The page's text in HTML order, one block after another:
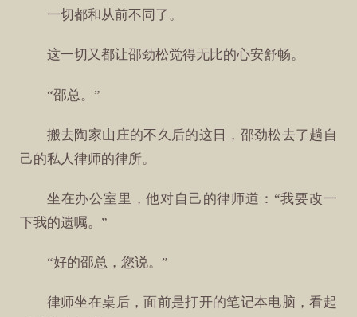
一切都和从前不同了。
这一切又都让邵劲松觉得无比的心安舒畅。
“邵总。”
搬去陶家山庄的不久后的这日，邵劲松去了趟自
己的私人律师的律所。
坐在办公室里，他对自己的律师道：“我要改一
下我的遗嘱。”
“好的邵总，您说。”
律师坐在桌后，面前是打开的笔记本电脑，看起